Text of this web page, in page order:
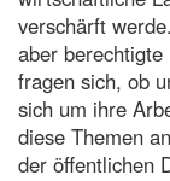
verschärft
aber berechtigte
fragen sich, ob
sich um ihre
diese Themen
der öffentlichen